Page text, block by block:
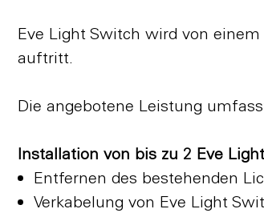
Eve Light Switch wird von
auftritt.
Die angebotene Leistung
Installation von bis zu 2 Eve
Entfernen des bestehenden
Verkabelung von Eve Light